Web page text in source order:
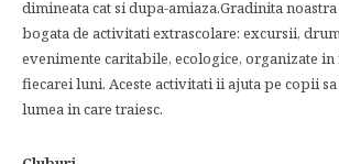
dimineata cat si dupa-amiaza.Gradinita
bogata de activitati extrascolare: excursii,
evenimente caritabile, ecologice, organizate in
fiecarei luni. Aceste activitati ii ajuta pe copii
lumea in care traiesc.